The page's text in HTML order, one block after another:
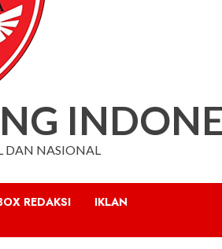
DAN NASIONAL
REDAKSI IKLAN